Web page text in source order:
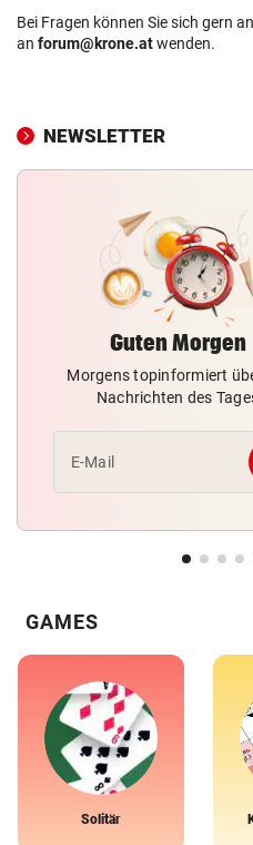
Bei Fragen können Sie sich gern
an forum@krone.atwenden.
NEWSLETTER
Guten Morgen
Morgens topinformiert
Nachrichten des
E-Mail
GAMES
Solitär